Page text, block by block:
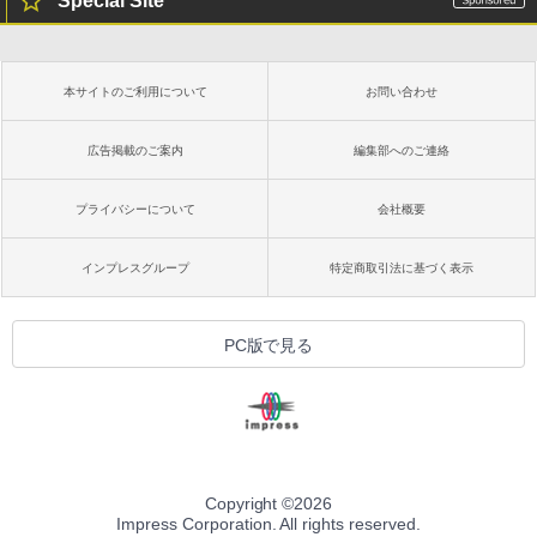
本サイトのご利用について お問い合わせ
広告掲載のご案内 編集部へのご連絡
プライバシーについて 会社概要
インプレスグループ 特定商取引法に基づく表示
PC版で見る
Copyright ©2026
Impress Corporation. All rights reserved.